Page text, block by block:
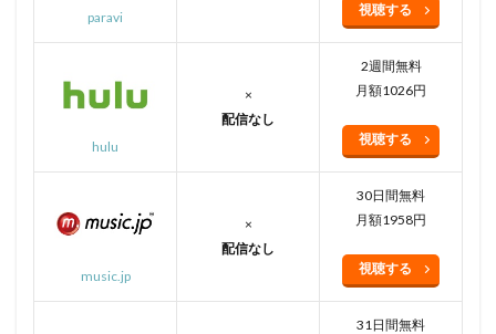
paravi 視聴する
hulu
×
配信なし
2週間無料
月額1026円
視聴する
music.jp
×
配信なし
30日間無料
月額1958円
視聴する
31日間無料